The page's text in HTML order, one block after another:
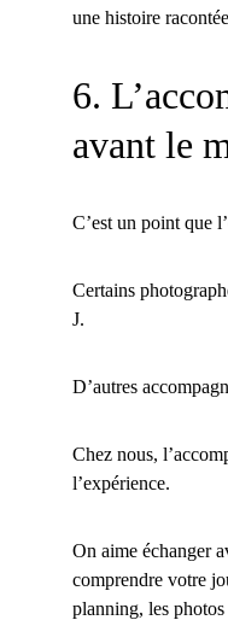
une histoire
6.
avant le
C’est un point que
Certains
J.
D’autres
Chez nous,
l’expérience.
On aime échanger
comprendre votre
planning, les